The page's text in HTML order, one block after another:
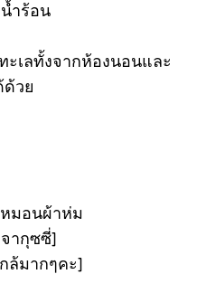
ำร้อน
ะเลทั้งจากห้องนอนและ
ด้วย
มอนผ้าห่ม
ากุซซี่]
ล้มากๆคะ]